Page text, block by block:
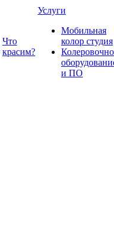
Что
красим?
Услуги
Мобильная
колор студия
и ПО